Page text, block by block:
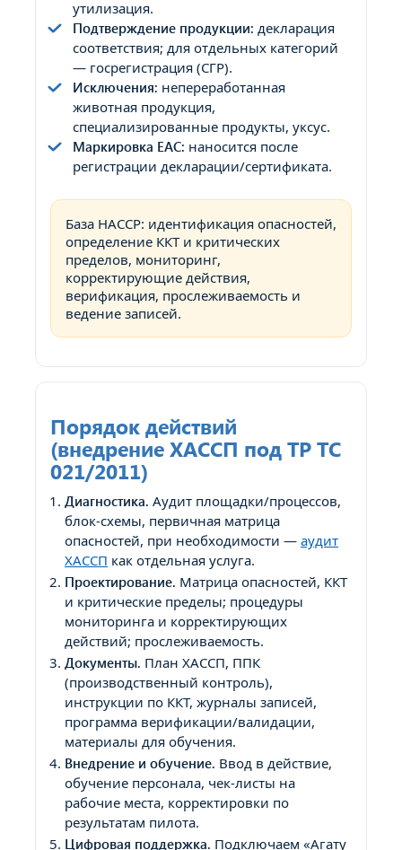
утилизация.
Подтверждение продукции: декларация
соответствия; для отдельных категорий
— госрегистрация (СГР).
Исключения: непереработанная
животная продукция,
специализированные продукты, уксус.
Маркировка EAC: наносится после
регистрации декларации/сертификата.
База HACCP: идентификация опасностей,
определение ККТ и критических
пределов, мониторинг,
корректирующие действия,
верификация, прослеживаемость и
ведение записей.
Порядок действий
(внедрение ХАССП под ТР ТС
021/2011)
Диагностика. Аудит площадки/процессов,
блок-схемы, первичная матрица
опасностей, при необходимости — аудит
ХАССП как отдельная услуга.
Проектирование. Матрица опасностей, ККТ
и критические пределы; процедуры
мониторинга и корректирующих
действий; прослеживаемость.
Документы. План ХАССП, ППК
(производственный контроль),
инструкции по ККТ, журналы записей,
программа верификации/валидации,
материалы для обучения.
Внедрение и обучение. Ввод в действие,
обучение персонала, чек-листы на
рабочие места, корректировки по
результатам пилота.
Цифровая поддержка. Подключаем «Агату